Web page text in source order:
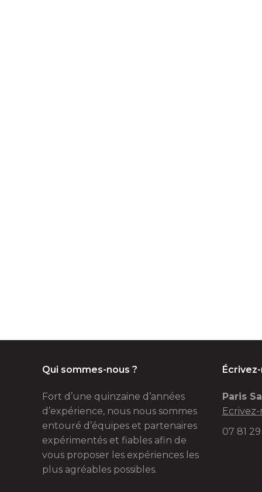
Qui sommes-nous ?
Fort d’une quinzaine d’années
d’expérience, nous nous sommes
entouré d’équipes et partenaires
expérimentés et fiables afin de
vous proposer les expériences les
plus agréables possibles.
Paris
07 81